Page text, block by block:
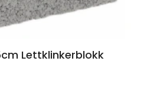
Lettklinkerblokk